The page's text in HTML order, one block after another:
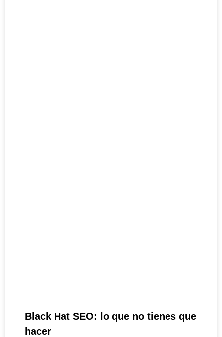
Black Hat SEO: lo que no tienes que
hacer